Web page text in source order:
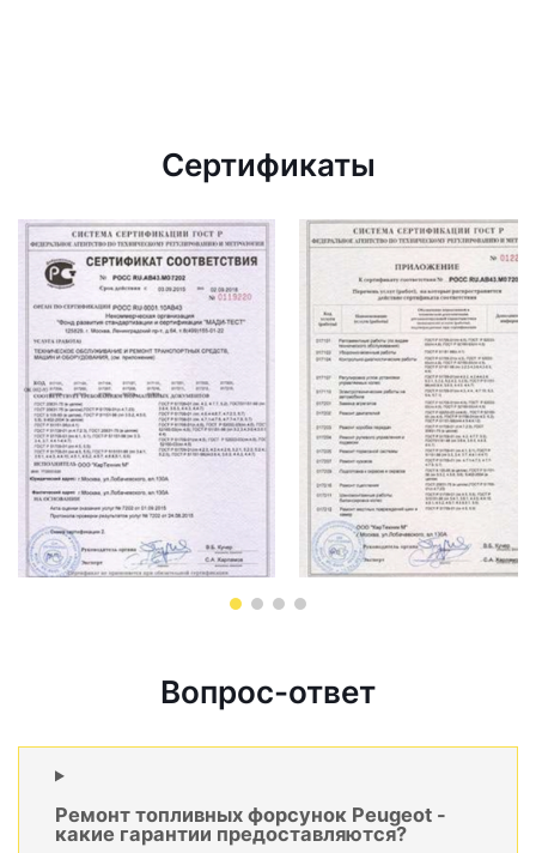
Сертификаты
Вопрос-ответ
Ремонт топливных форсунок Peugeot -
какие гарантии предоставляются?